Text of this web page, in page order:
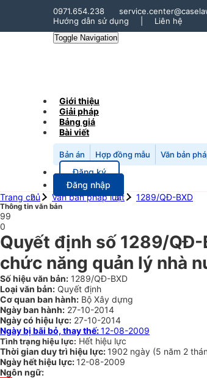
0971.654.238
Hướng dẫn sử dụng
Liên hệ
Toggle Navigation
Giới thiệu
Giải pháp
Bảng giá
Bài viết
Bản án Hợp đồng mẫu Văn bản
Đăng ký
Đăng nhập
Trang chủ
Văn bản pháp luật 1289/QĐ-BXD
Thông tin văn bản
99
0
Quyết định số 1289/
chức năng quản lý nhà
Số hiệu văn bản: 1289/QĐ-BXD
Loại văn bản: Quyết định
Cơ quan ban hành: Bộ Xây dựng
Ngày ban hành: 27-10-2014
Ngày có hiệu lực: 27-10-2014
Ngày bị bãi bỏ, thay thế:12-08-2009
Tình trạng hiệu lực: Hết hiệu lực
Thời gian duy trì hiệu lực: 1902 ngày (5 năm 2
Ngày hết hiệu lực: 12-08-2009
Ngôn ngữ: